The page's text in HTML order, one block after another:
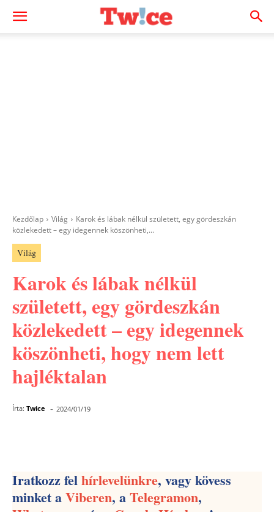
Kezdőlap Világ
Karok és lábak nélkül született, egy gördeszkán
közlekedett – egy idegennek köszönheti,...
Világ
Karok és lábak nélkül
született, egy gördeszkán
közlekedett – egy idegennek
köszönheti, hogy nem lett
hajléktalan
Írta: Twice - 2024/01/19
Iratkozz felhírlevelünkre, vagy kövess
minket aViberen, aTelegramon,